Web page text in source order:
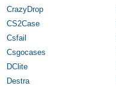
CrazyDrop
CS2Case
Csfail
Csgocases
DClite
Destra